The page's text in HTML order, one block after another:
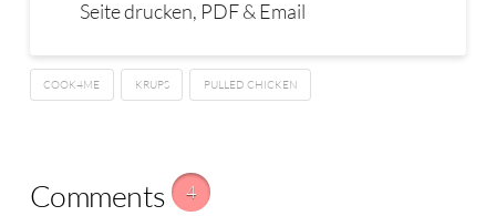
Seite drucken, PDF & Email
COOK4ME KRUPS PULLED CHICKEN
Comments 4